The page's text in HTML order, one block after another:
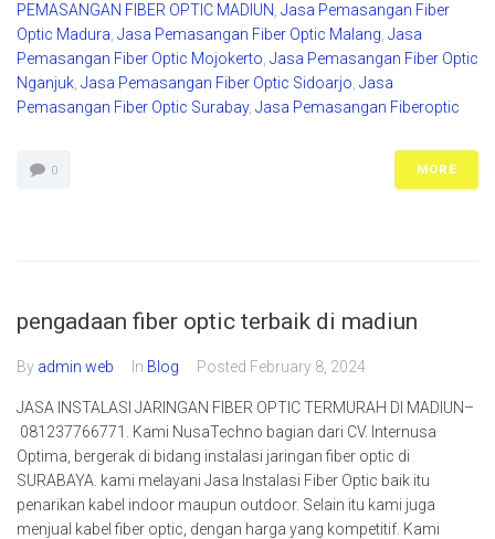
PEMASANGAN FIBER OPTIC MADIUN Jasa Pemasangan Fiber
Optic Madura Jasa Pemasangan Fiber Optic Malang Jasa
Pemasangan Fiber Optic Mojokerto Jasa Pemasangan Fiber Optic
Nganjuk Jasa Pemasangan Fiber Optic Sidoarjo Jasa
Pemasangan Fiber Optic Surabay, Jasa Pemasangan Fiberoptic
0 MORE
pengadaan fiber optic terbaik di madiun
By admin web In Blog Posted February 8, 2024
JASA INSTALASI JARINGAN FIBER OPTIC TERMURAH DI MADIUN–
081237766771. Kami NusaTechno bagian dari CV. Internusa
Optima, bergerak di bidang instalasi jaringan fiber optic di
SURABAYA. kami melayani Jasa Instalasi Fiber Optic baik itu
penarikan kabel indoor maupun outdoor. Selain itu kami juga
menjual kabel fiber optic, dengan harga yang kompetitif. Kami